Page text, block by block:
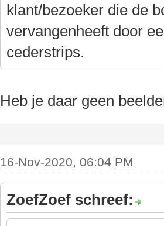
klant/bezoeker die de
vervangenheeft door
cederstrips.
Heb je daar geen
16-Nov-2020, 06:04 PM
ZoefZoef schreef: